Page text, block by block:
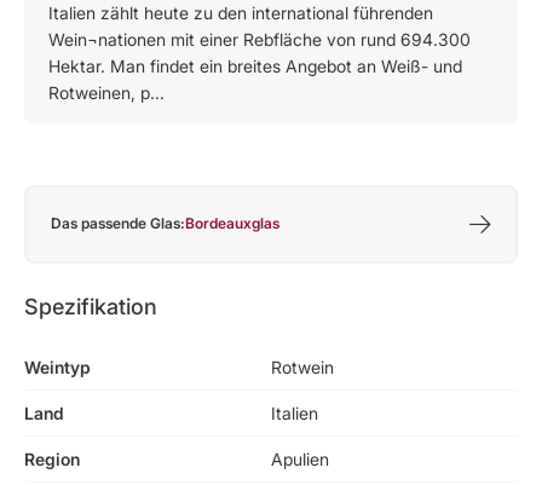
Italien zählt heute zu den international führenden
Wein¬nationen mit einer Rebfläche von rund 694.300
Hektar. Man findet ein breites Angebot an Weiß- und
Rotweinen, p...
Das passende Glas:Bordeauxglas
Spezifikation
Weintyp Rotwein
Land Italien
Region Apulien